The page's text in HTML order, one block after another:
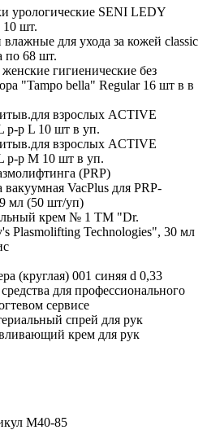
урологические SENI LEDY
10 шт.
для ухода за кожей classic
по 68 шт.
гигиенические без
"Tampo bella" Regular 16 шт в в
взрослых ACTIVE
р-р L 10 шт в уп.
взрослых ACTIVE
р-р М 10 шт в уп.
(PRP)
VacPlus для PRP-
мл (50 шт/уп)
крем № 1 ТМ "Dr.
Plasmolifting Technologies", 30 мл
(круглая) 001 синяя d 0,33
для профессионального
сервисе
спрей для рук
крем для рук
М40-85